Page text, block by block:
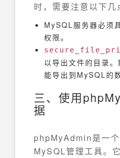
时，需要注意以下几
MySQL服务器必须
权限。
以导出文件的目录
能导出到MySQL的
三、使用
据
phpMyAdmin是一
MySQL管理工具。